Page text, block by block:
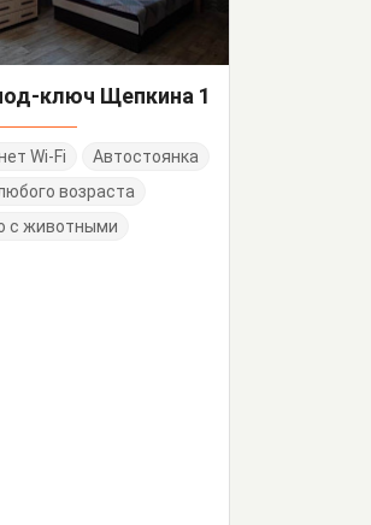
ключ Щепкина 1
Wi-Fi
Автостоянка
возраста
с животными